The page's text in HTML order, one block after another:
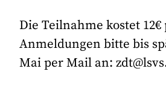
Die Teilnahme kostet 12€
Anmeldungen bitte bis
Mai per Mail an: